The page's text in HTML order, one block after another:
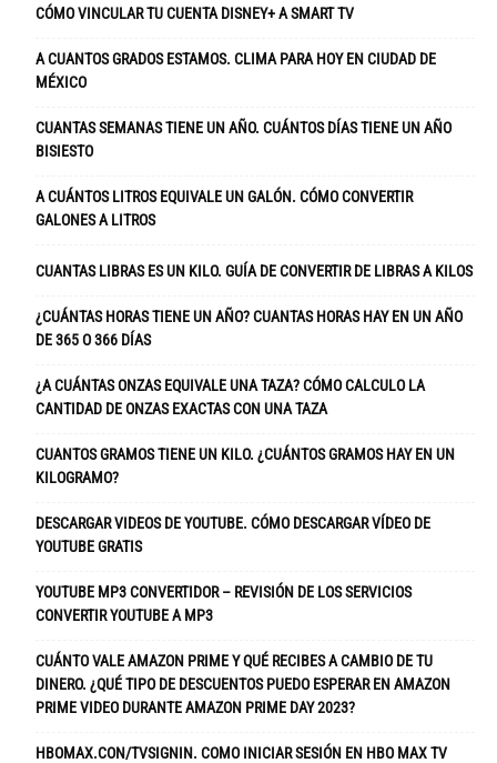
CÓMO VINCULAR TU CUENTA DISNEY+ A SMART TV
A CUANTOS GRADOS ESTAMOS. CLIMA PARA HOY EN CIUDAD DE
MÉXICO
CUANTAS SEMANAS TIENE UN AÑO. CUÁNTOS DÍAS TIENE UN AÑO
BISIESTO
A CUÁNTOS LITROS EQUIVALE UN GALÓN. CÓMO CONVERTIR
GALONES A LITROS
CUANTAS LIBRAS ES UN KILO. GUÍA DE CONVERTIR DE LIBRAS A KILOS
¿CUÁNTAS HORAS TIENE UN AÑO? CUANTAS HORAS HAY EN UN AÑO
DE 365 O 366 DÍAS
¿A CUÁNTAS ONZAS EQUIVALE UNA TAZA? CÓMO CALCULO LA
CANTIDAD DE ONZAS EXACTAS CON UNA TAZA
CUANTOS GRAMOS TIENE UN KILO. ¿CUÁNTOS GRAMOS HAY EN UN
KILOGRAMO?
DESCARGAR VIDEOS DE YOUTUBE. CÓMO DESCARGAR VÍDEO DE
YOUTUBE GRATIS
YOUTUBE MP3 CONVERTIDOR – REVISIÓN DE LOS SERVICIOS
CONVERTIR YOUTUBE A MP3
CUÁNTO VALE AMAZON PRIME Y QUÉ RECIBES A CAMBIO DE TU
DINERO. ¿QUÉ TIPO DE DESCUENTOS PUEDO ESPERAR EN AMAZON
PRIME VIDEO DURANTE AMAZON PRIME DAY 2023?
HBOMAX.CON/TVSIGNIN. COMO INICIAR SESIÓN EN HBO MAX TV